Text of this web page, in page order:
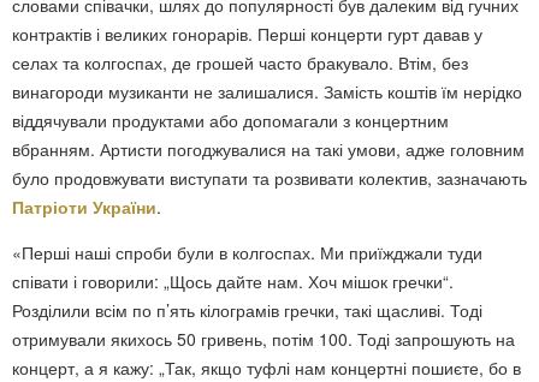
контрактів і великих гонорарів. Перші концерти гурт давав у
селах та колгоспах, де грошей часто бракувало. Втім, без
винагороди музиканти не залишалися. Замість коштів їм нерідко
віддячували продуктами або допомагали з концертним
вбранням. Артисти погоджувалися на такі умови, адже головним
було продовжувати виступати та розвивати колектив, зазначають
Патріоти України.
«Перші наші спроби були в колгоспах. Ми приїжджали туди
співати і говорили: „Щось дайте нам. Хоч мішок гречки“.
Розділили всім по п’ять кілограмів гречки, такі щасливі. Тоді
отримували якихось 50 гривень, потім 100. Тоді запрошують на
концерт, а я кажу: „Так, якщо туфлі нам концертні пошиєте, бо в